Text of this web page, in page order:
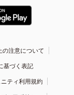
の注意について
基づく表記
ティ利用規約